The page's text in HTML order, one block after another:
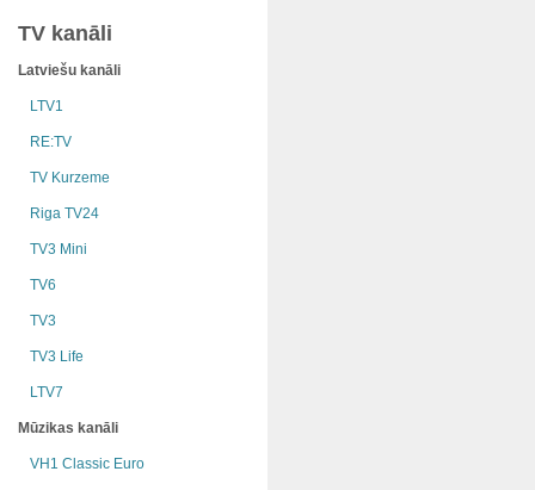
TV kanāli
Latviešu kanāli
LTV1
RE:TV
TV Kurzeme
Riga TV24
TV3 Mini
TV6
TV3
TV3 Life
LTV7
Mūzikas kanāli
VH1 Classic Euro